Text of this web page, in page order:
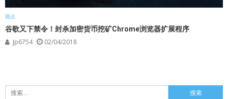
观点
谷歌又下禁令！封杀加密货币挖矿Chrome浏览器扩展程序
Jp6754 02/04/2018
搜